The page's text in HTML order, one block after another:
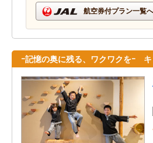
航空券付プラン一覧
ｰ記憶の奥に残る、ワクワクをｰ